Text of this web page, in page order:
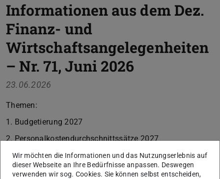
Informationen aus dem Dez.
Finanz- und
Wirtschaftsangelegenheiten
– Nr. 71, Juni 2026
23.06.2026
Themen:
1. Budgetierung 2027
2. Personalkostendurchschnittssätze 2027
3. Rechnungen ausschließlich in digitaler Form
4. Browser-Kompatibilität Fiori-Portal
Wir möchten die Informationen und das Nutzungserlebnis auf
dieser Webseite an Ihre Bedürfnisse anpassen. Deswegen
verwenden wir sog. Cookies. Sie können selbst entscheiden,